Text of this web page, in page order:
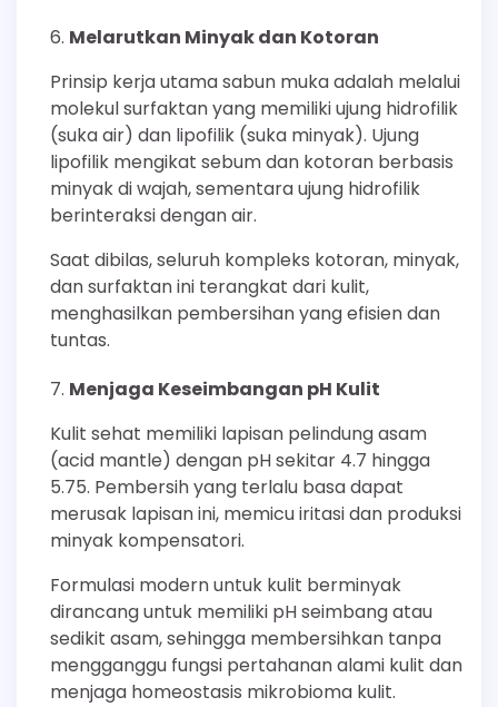
Melarutkan Minyak dan Kotoran
Prinsip kerja utama sabun muka adalah melalui
molekul surfaktan yang memiliki ujung hidrofilik
(suka air) dan lipofilik (suka minyak). Ujung
lipofilik mengikat sebum dan kotoran berbasis
minyak di wajah, sementara ujung hidrofilik
berinteraksi dengan air.
Saat dibilas, seluruh kompleks kotoran, minyak,
dan surfaktan ini terangkat dari kulit,
menghasilkan pembersihan yang efisien dan
tuntas.
Menjaga Keseimbangan pH Kulit
Kulit sehat memiliki lapisan pelindung asam
(acid mantle) dengan pH sekitar 4.7 hingga
5.75. Pembersih yang terlalu basa dapat
merusak lapisan ini, memicu iritasi dan produksi
minyak kompensatori.
Formulasi modern untuk kulit berminyak
dirancang untuk memiliki pH seimbang atau
sedikit asam, sehingga membersihkan tanpa
mengganggu fungsi pertahanan alami kulit dan
menjaga homeostasis mikrobioma kulit.